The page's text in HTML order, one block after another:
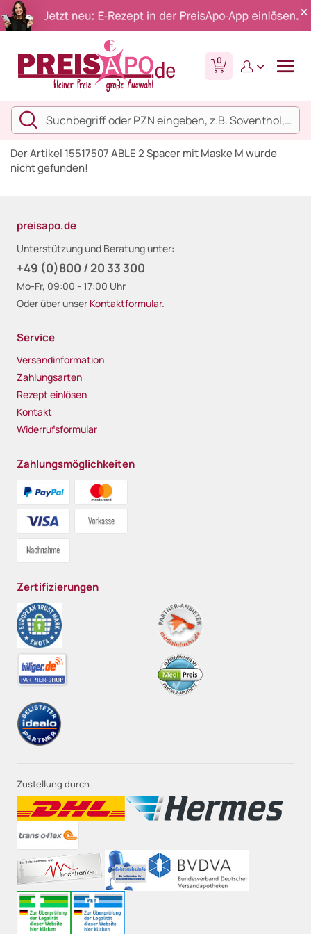
0
Der Artikel 15517507 ABLE 2 Spacer mit Maske M wurde
nicht gefunden!
preisapo.de
Unterstützung und Beratung unter:
+49 (0)800 / 20 33 300
Mo-Fr, 09:00 - 17:00 Uhr
Oder über unser Kontaktformular.
Service
Versandinformation
Zahlungsarten
Rezept einlösen
Kontakt
Widerrufsformular
Zahlungsmöglichkeiten
Zertifizierungen
Zustellung durch